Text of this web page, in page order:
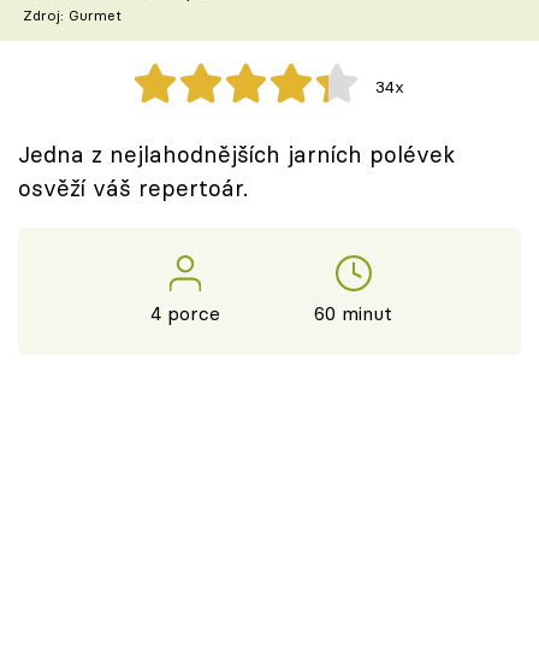
Recepty z TV
Speciál: Cuketa
Těhotnej kuchař
Sledujte prima+
Zdroj: Gurmet
34x
Jedna z nejlahodnějších jarních polévek
osvěží váš repertoár.
4 porce 60 minut